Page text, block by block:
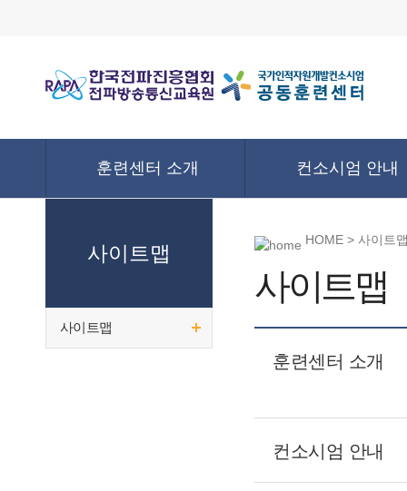
훈련센터 소개 컨소시엄 안내
사이트맵
사이트맵
HOME > 사이트
사이트맵
훈련센터 소개
컨소시엄 안내